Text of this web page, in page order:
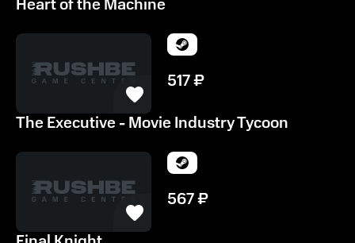
Heart of the Machine
517₽
The Executive - Movie Industry Tycoon
567₽